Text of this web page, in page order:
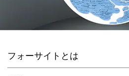
フォーサイトとは